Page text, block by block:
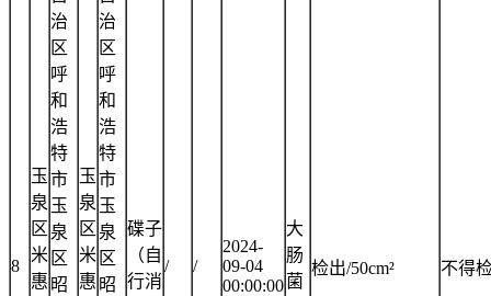
8
玉
泉
区
米
惠
治
区
呼
和
浩
特
市
玉
泉
区
昭
玉
泉
区
米
惠
治
区
呼
和
浩
特
市
玉
泉
区
昭
碟子
（自
行消
/ /
2024-
09-04
00:00:00
大
肠
菌
检出/50cm² 不得